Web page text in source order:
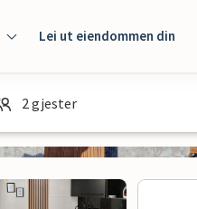
Lei ut eiendommen din
2 gjester